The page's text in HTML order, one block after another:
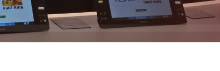
valeurs vos bâtiments ou espaces.
Pilotage & automatisation
Luminaire LED acoustique
Luminaires acoustiques sur mesure